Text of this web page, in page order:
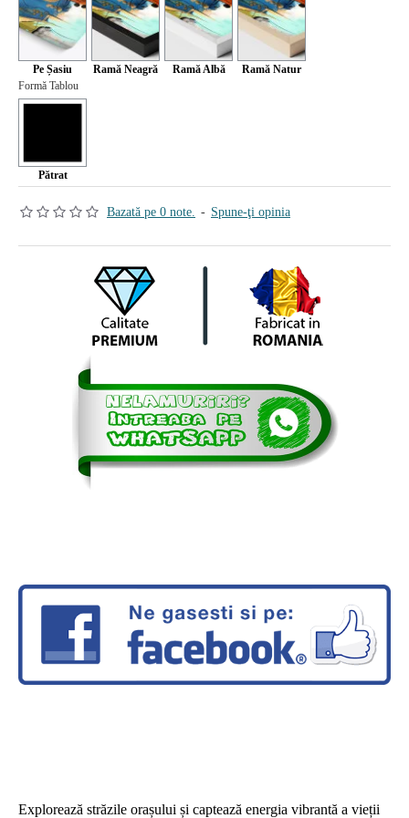
Bazată pe 0 note. - Spune-ţi opinia
Pe Șasiu Ramă Neagră Ramă Albă
Ramă Natur
Formă Tablou
Pătrat
Explorează străzile orașului și captează energia vibrantă a vieții